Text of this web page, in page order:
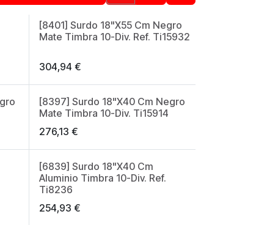
[8401] Surdo 18"X55 Cm Negro
Mate Timbra 10-Div. Ref. Ti15932
304,94 €
[8397] Surdo 18"X40 Cm Negro
Mate Timbra 10-Div. Ti15914
276,13 €
[6839] Surdo 18"X40 Cm
Aluminio Timbra 10-Div. Ref.
Ti8236
254,93 €